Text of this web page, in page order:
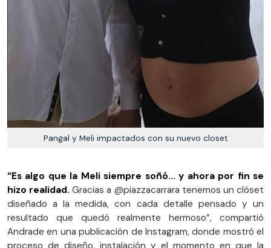
Pangal y Meli impactados con su nuevo closet
“Es algo que la Meli siempre soñó… y ahora por fin se
hizo realidad. Gracias a @piazzacarrara tenemos un clóset
diseñado a la medida, con cada detalle pensado y un
resultado que quedó realmente hermoso”, compartió
Andrade en una publicación de Instagram, donde mostró el